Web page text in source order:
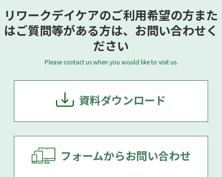
リワークデイケアのご利用希望の方また
はご質問等がある方は、お問い合わせく
ださい
Please contact us when you would like to visit us.
資料ダウンロード
フォームからお問い合わせ